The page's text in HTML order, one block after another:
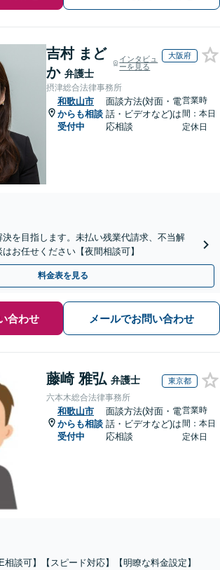
吉村 まど
か 弁護士
インタビュ
ーを見る
大阪府
摂津総合法律事務所
和歌山市
からも相談
受付中
面談方法(対面・電
話・ビデオなど)は
応相談
営業時
間：本日
定休日
を目指します。未払い残業代請求、不当解
お任せください【夜間相談可】
料金表を見る
合わせ メールでお問い合わせ
藤崎 雅弘 弁護士 東京都
六本木総合法律事務所
和歌山市
からも相談
受付中
面談方法(対面・電
話・ビデオなど)は
応相談
営業時
間：本日
定休日
相談可】【スピード対応】【明瞭な料金設定】